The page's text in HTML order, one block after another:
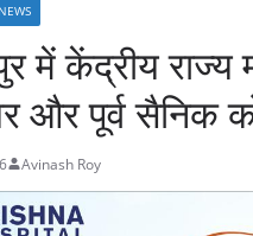
NEWS
में केंद्रीय राज्य
और पूर्व सैनिक
Avinash Roy